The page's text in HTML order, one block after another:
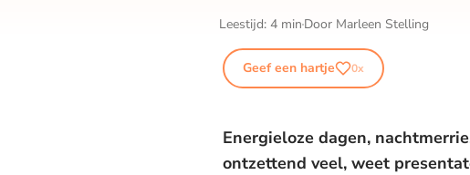
Leestijd: 4 min Door Marleen Stelling
Geef een hartje 0x
Energieloze dagen,
ontzettend veel, weet